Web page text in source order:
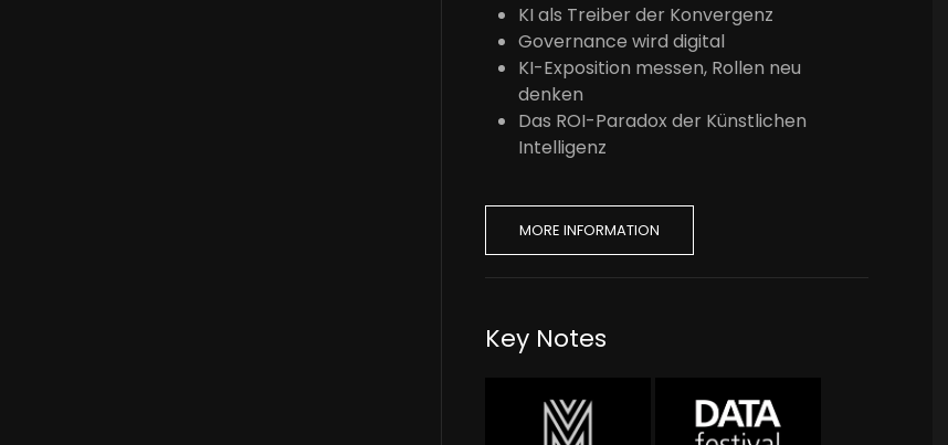
KI als Treiber der Konvergenz
Governance wird digital
KI-Exposition messen, Rollen neu
denken
Das ROI-Paradox der Künstlichen
Intelligenz
MORE INFORMATION
Key Notes